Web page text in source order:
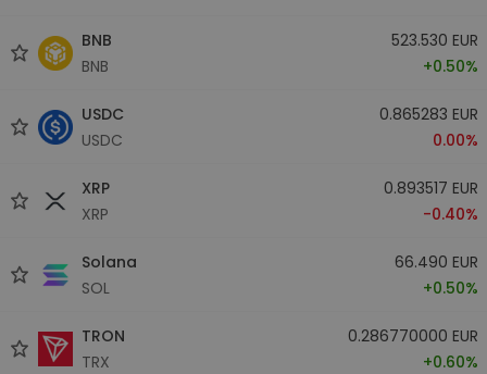
BNB
BNB
523.530 EUR
+0.50%
USDC
USDC
0.865283 EUR
0.00%
XRP
XRP
0.893517 EUR
-0.40%
Solana
SOL
66.490 EUR
+0.50%
TRON
TRX
0.286770000 EUR
+0.60%